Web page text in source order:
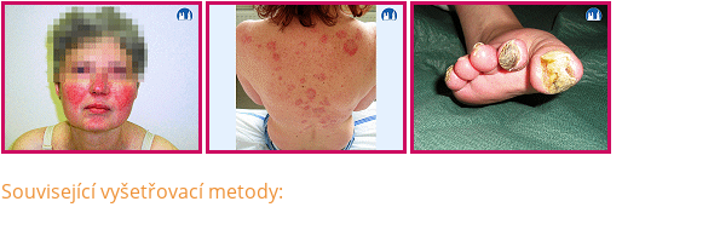
Související vyšetřovací metody: